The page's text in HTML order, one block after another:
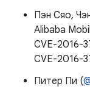
Пэн Сяо,
Alibaba
CVE-2016-
CVE-2016-
Питер Пи (